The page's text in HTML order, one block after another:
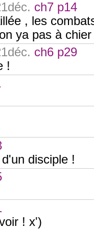
ch7 p14
, les
ya pas à
ch6 p29
!
disciple !
! x')